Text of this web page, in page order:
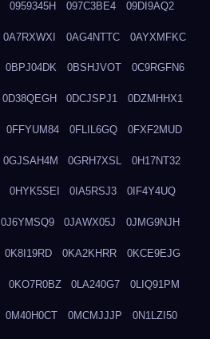
0959345H 097C3BE4 09DI9AQ2
0A7RXWXI 0AG4NTTC 0AYXMFKC
0BPJ04DK 0BSHJVOT 0C9RGFN6
0D38QEGH 0DCJSPJ1 0DZMHHX1
0FFYUM84 0FLIL6GQ 0FXF2MUD
0GJSAH4M 0GRH7XSL 0H17NT32
0HYK5SEI 0IA5RSJ3 0IF4Y4UQ
0J6YMSQ9 0JAWX05J 0JMG9NJH
0K8I19RD 0KA2KHRR 0KCE9EJG
0KO7R0BZ 0LA240G7 0LIQ91PM
0M40H0CT 0MCMJJJP 0N1LZI50